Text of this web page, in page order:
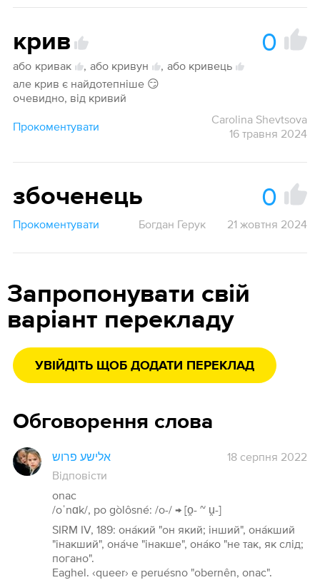
крив 0
або кривак , або кривун , або кривець
але крив є найдотепніше 😏
очевидно, від кривий
Прокоментувати
Carolina Shevtsova
16 травня 2024
збоченець 0
Прокоментувати Богдан Герук 21 жовтня 2024
Запропонувати свій
варіант перекладу
УВІЙДІТЬ ЩОБ ДОДАТИ ПЕРЕКЛАД
Обговорення слова
אלישע פרוש
18 серпня 2022
Відповісти
onac
/oˈnɑk/, po gòlôsné: /o-/ → [o̯- ~ u̯-]
SIRM IV, 189: она́кий "он який; інший", она́кший
"інакший", она́че "інакше", она́ко "не так, як слід;
погано".
Eaghel. ‹queer› e peruésno "obernên, onac".